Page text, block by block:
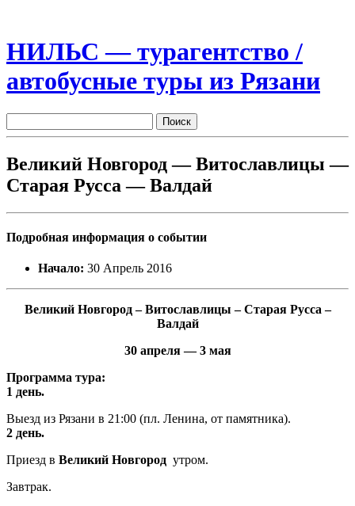
НИЛЬС — турагентство /
автобусные туры из Рязани
Великий Новгород — Витославлицы —
Старая Русса — Валдай
Подробная информация о событии
Начало: 30 Апрель 2016
Великий Новгород – Витославлицы – Старая Русса –
Валдай
30 апреля — 3 мая
Программа тура:
1 день.
Выезд из Рязани в 21:00 (пл. Ленина, от памятника).
2 день.
Приезд в Великий Новгород утром.
Завтрак.